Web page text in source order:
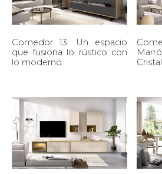
Comedor 13: Un espacio
que fusiona lo rústico con
lo moderno
Cristal